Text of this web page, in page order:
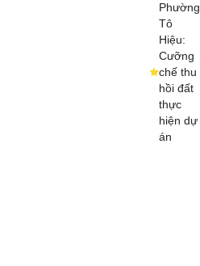
Phường
Tô
Hiệu:
Cưỡng
chế thu
hồi đất
thực
hiện dự
án